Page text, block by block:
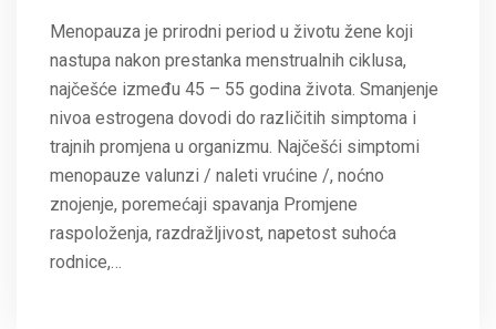
Menopauza je prirodni period u životu žene koji
nastupa nakon prestanka menstrualnih ciklusa,
najčešće između 45 – 55 godina života. Smanjenje
nivoa estrogena dovodi do različitih simptoma i
trajnih promjena u organizmu. Najčešći simptomi
menopauze valunzi / naleti vrućine /, noćno
znojenje, poremećaji spavanja Promjene
raspoloženja, razdražljivost, napetost suhoća
rodnice,…